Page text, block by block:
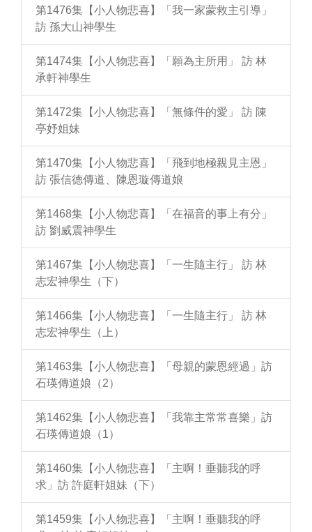
第1476集【小人物悲喜】「我一家蒙救主引導」
訪 孫大山神學生
第1474集【小人物悲喜】「願為主所用」 訪 林
承軒神學生
第1472集【小人物悲喜】「無條件的愛」 訪 陳
亭妤姐妹
第1470集【小人物悲喜】「飛到地極親見主恩」
訪 張信德傳道、陳恩璇傳道娘
第1468集【小人物悲喜】「在福音的事上有分」
訪 劉威震神學生
第1467集【小人物悲喜】「一生隨主行」 訪 林
志宏神學生（下）
第1466集【小人物悲喜】「一生隨主行」 訪 林
志宏神學生（上）
第1463集【小人物悲喜】「母親的蒙恩經過」訪
石瑛傳道娘（2）
第1462集【小人物悲喜】「我靠主常常喜樂」訪
石瑛傳道娘（1）
第1460集【小人物悲喜】「主啊！垂聽我的呼
求」訪 許庭軒姐妹（下）
第1459集【小人物悲喜】「主啊！垂聽我的呼